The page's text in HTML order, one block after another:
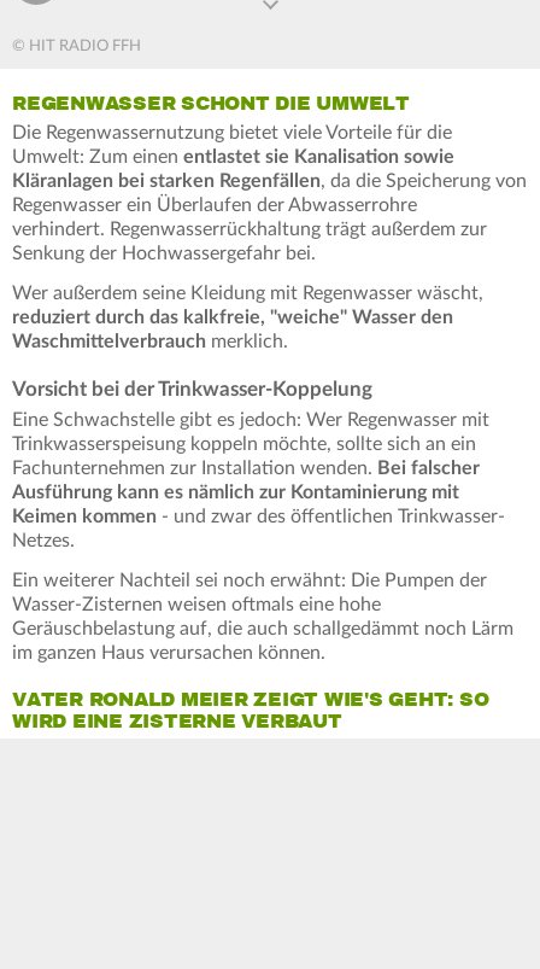
© HIT RADIO FFH
REGENWASSER SCHONT DIE UMWELT
Die Regenwassernutzung bietet viele Vorteile für die
Umwelt: Zum einen entlastet sie Kanalisation sowie
Kläranlagen bei starken Regenfällen, da die Speicherung von
Regenwasser ein Überlaufen der Abwasserrohre
verhindert. Regenwasserrückhaltung trägt außerdem zur
Senkung der Hochwassergefahr bei.
Wer außerdem seine Kleidung mit Regenwasser wäscht,
reduziert durch das kalkfreie, "weiche" Wasser den
Waschmittelverbrauch merklich.
Vorsicht bei der Trinkwasser-Koppelung
Eine Schwachstelle gibt es jedoch: Wer Regenwasser mit
Trinkwasserspeisung koppeln möchte, sollte sich an ein
Fachunternehmen zur Installation wenden. Bei falscher
Ausführung kann es nämlich zur Kontaminierung mit
Keimen kommen - und zwar des öffentlichen Trinkwasser-
Netzes.
Ein weiterer Nachteil sei noch erwähnt: Die Pumpen der
Wasser-Zisternen weisen oftmals eine hohe
Geräuschbelastung auf, die auch schallgedämmt noch Lärm
im ganzen Haus verursachen können.
VATER RONALD MEIER ZEIGT WIE'S GEHT: SO
WIRD EINE ZISTERNE VERBAUT